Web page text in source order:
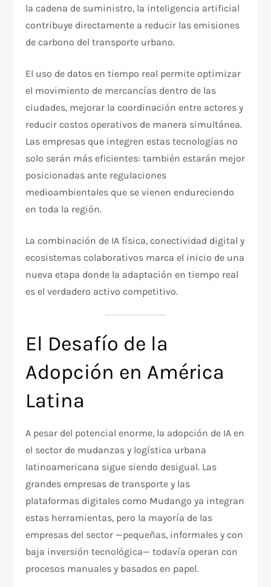
la cadena de suministro, la inteligencia artificial
contribuye directamente a reducir las emisiones
de carbono del transporte urbano.
El uso de datos en tiempo real permite optimizar
el movimiento de mercancías dentro de las
ciudades, mejorar la coordinación entre actores y
reducir costos operativos de manera simultánea.
Las empresas que integren estas tecnologías no
solo serán más eficientes: también estarán mejor
posicionadas ante regulaciones
medioambientales que se vienen endureciendo
en toda la región.
La combinación de IA física, conectividad digital y
ecosistemas colaborativos marca el inicio de una
nueva etapa donde la adaptación en tiempo real
es el verdadero activo competitivo.
El Desafío de la
Adopción en América
Latina
A pesar del potencial enorme, la adopción de IA en
el sector de mudanzas y logística urbana
latinoamericana sigue siendo desigual. Las
grandes empresas de transporte y las
plataformas digitales como Mudango ya integran
estas herramientas, pero la mayoría de las
empresas del sector —pequeñas, informales y con
baja inversión tecnológica— todavía operan con
procesos manuales y basados en papel.